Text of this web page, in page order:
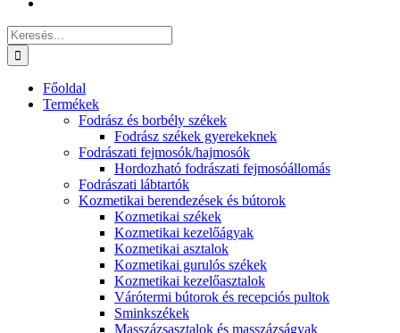
Keresés...
Főoldal
Termékek
Fodrász és borbély székek
Fodrász székek gyerekeknek
Fodrászati fejmosók/hajmosók
Hordozható fodrászati fejmosóállomás
Fodrászati lábtartók
Kozmetikai berendezések és bútorok
Kozmetikai székek
Kozmetikai kezelőágyak
Kozmetikai asztalok
Kozmetikai gurulós székek
Kozmetikai kezelőasztalok
Várótermi bútorok és recepciós pultok
Sminkszékek
Masszázsasztalok és masszázságyak